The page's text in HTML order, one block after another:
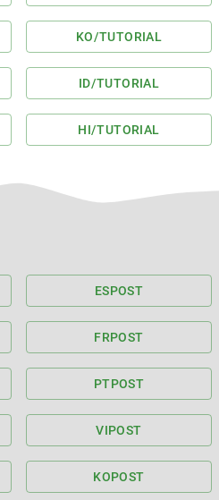
KO/TUTORIAL
ID/TUTORIAL
HI/TUTORIAL
ESPOST
FRPOST
PTPOST
VIPOST
KOPOST